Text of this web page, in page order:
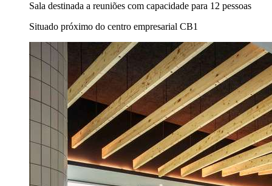
Sala destinada a reuniões com capacidade para 12 pessoas
Situado próximo do centro empresarial CB1